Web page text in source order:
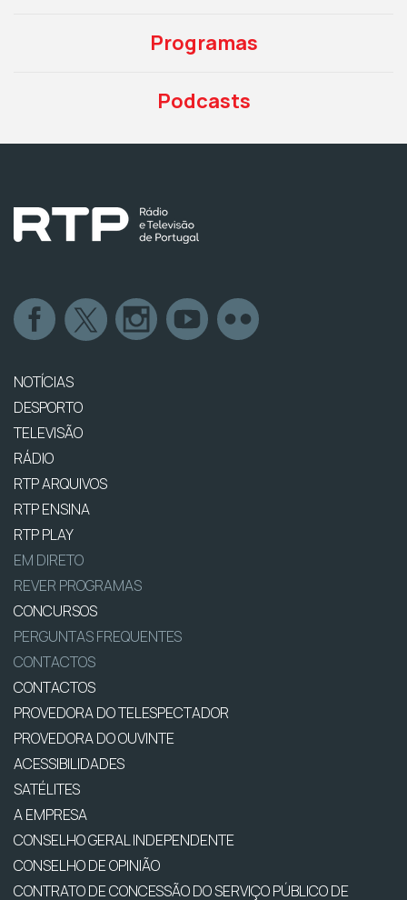
Programas
Podcasts
NOTÍCIAS
DESPORTO
TELEVISÃO
RÁDIO
RTP ARQUIVOS
RTP ENSINA
RTP PLAY
EM DIRETO
REVER PROGRAMAS
CONCURSOS
PERGUNTAS FREQUENTES
CONTACTOS
CONTACTOS
PROVEDORA DO TELESPECTADOR
PROVEDORA DO OUVINTE
ACESSIBILIDADES
SATÉLITES
A EMPRESA
CONSELHO GERAL INDEPENDENTE
CONSELHO DE OPINIÃO
CONTRATO DE CONCESSÃO DO SERVIÇO PÚBLICO DE